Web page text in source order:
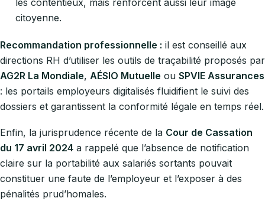
citoyenne.
Recommandation professionnelle : il est conseillé aux
directions RH d’utiliser les outils de traçabilité proposés par
AG2R La Mondiale, AÉSIO Mutuelle ou SPVIE Assurances
: les portails employeurs digitalisés fluidifient le suivi des
dossiers et garantissent la conformité légale en temps réel.
Enfin, la jurisprudence récente de la Cour de Cassation
du 17 avril 2024 a rappelé que l’absence de notification
claire sur la portabilité aux salariés sortants pouvait
constituer une faute de l’employeur et l’exposer à des
pénalités prud’homales.